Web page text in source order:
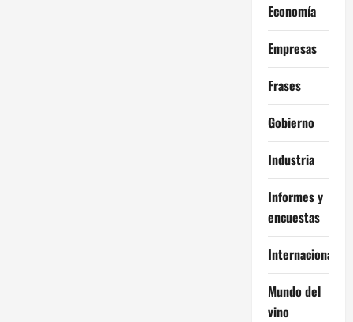
Economía
Empresas
Frases
Gobierno
Industria
Informes y
encuestas
Internacional
Mundo del
vino